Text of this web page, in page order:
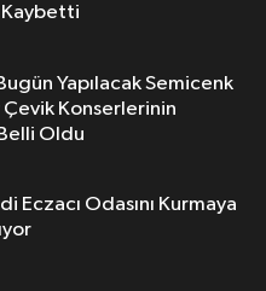
Kaybetti
Yapılacak Semicenk
Çevik Konserlerinin
Oldu
Eczacı Odasını Kurmaya